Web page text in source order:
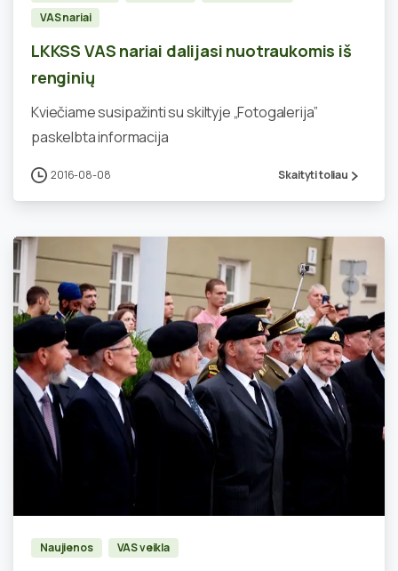
VAS nariai
LKKSS VAS nariai dalijasi nuotraukomis iš
renginių
Kviečiame susipažinti su skiltyje „Fotogalerija”
paskelbta informacija
2016-08-08 Skaityti toliau
Naujienos VAS veikla